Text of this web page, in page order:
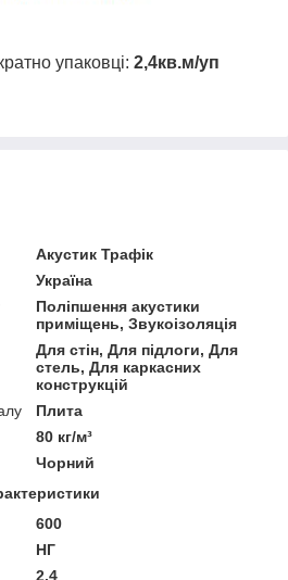
упаковці: 2,4кв.м/уп
Акустик Трафік
Україна
Поліпшення акустики
приміщень, Звукоізоляція
Для стін, Для підлоги, Для
стель, Для каркасних
конструкцій
Плита
80 кг/м³
Чорний
600
НГ
2.4